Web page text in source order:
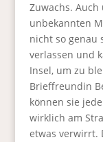
Zuwachs. Auch
unbekannten
nicht so genau
verlassen und
Insel, um zu
Brieffreundin
können sie
wirklich am
etwas verwirrt.